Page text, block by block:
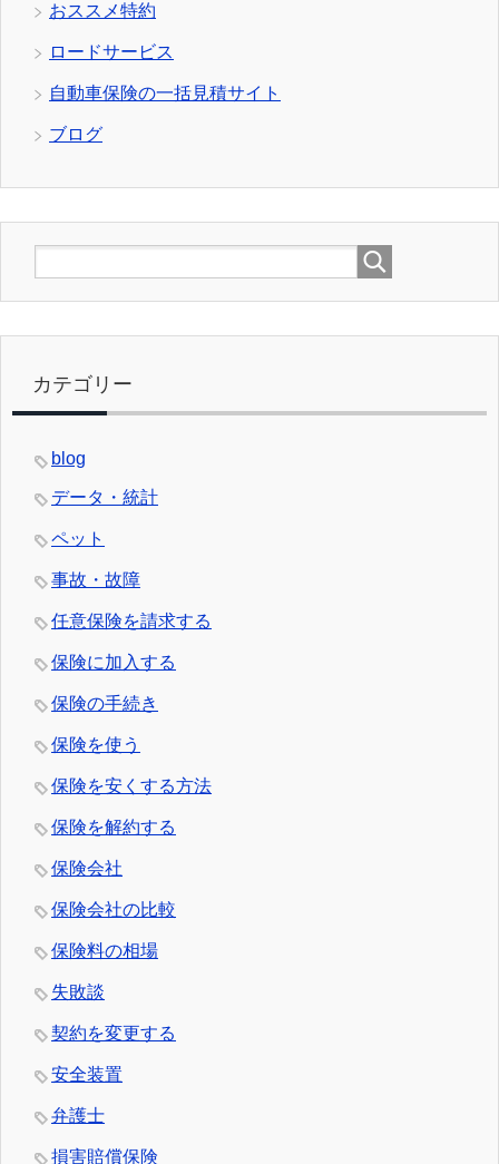
おススメ特約
ロードサービス
自動車保険の一括見積サイト
ブログ
カテゴリー
blog
データ・統計
ペット
事故・故障
任意保険を請求する
保険に加入する
保険の手続き
保険を使う
保険を安くする方法
保険を解約する
保険会社
保険会社の比較
保険料の相場
失敗談
契約を変更する
安全装置
弁護士
損害賠償保険